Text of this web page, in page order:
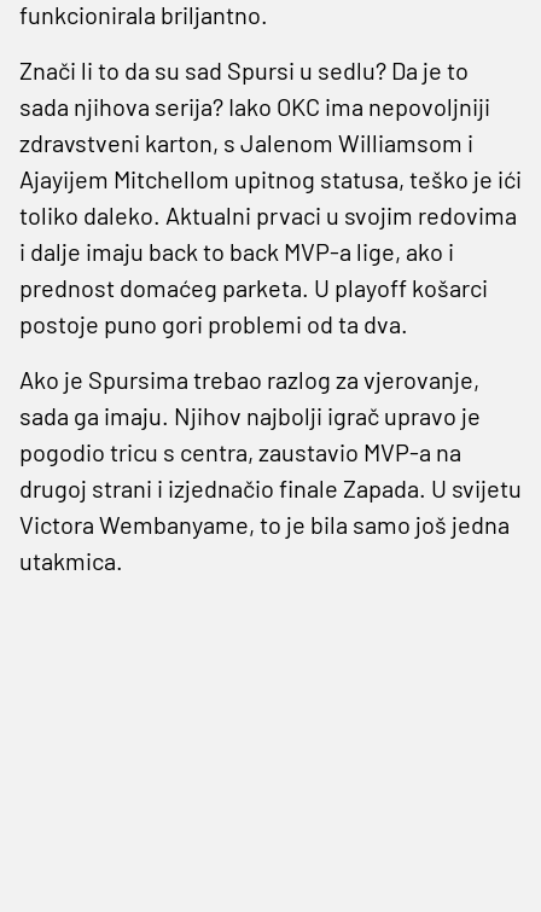
funkcionirala briljantno.
Znači li to da su sad Spursi u sedlu? Da je to
sada njihova serija? Iako OKC ima nepovoljniji
zdravstveni karton, s Jalenom Williamsom i
Ajayijem Mitchellom upitnog statusa, teško je ići
toliko daleko. Aktualni prvaci u svojim redovima
i dalje imaju back to back MVP-a lige, ako i
prednost domaćeg parketa. U playoff košarci
postoje puno gori problemi od ta dva.
Ako je Spursima trebao razlog za vjerovanje,
sada ga imaju. Njihov najbolji igrač upravo je
pogodio tricu s centra, zaustavio MVP-a na
drugoj strani i izjednačio finale Zapada. U svijetu
Victora Wembanyame, to je bila samo još jedna
utakmica.